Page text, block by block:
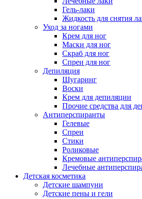
Гель-лаки
Жидкость для снятия
Уход за ногами
Крем для ног
Маски для ног
Скраб для ног
Спреи для ног
Депиляция
Шугаринг
Воски
Крем для депиляции
Прочие средства для
Антиперспиранты
Гелевые
Спреи
Стики
Роликовые
Кремовые
Лечебные
Детская косметика
Детские шампуни
Детские пены и гели